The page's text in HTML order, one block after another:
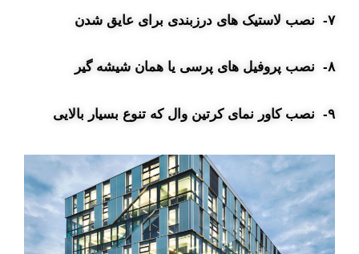
۷- نصب لاستیک های درزبندی برای عایق شدن
۸- نصب پروفیل های پرسی یا همان شیشه گیر
۹- نصب کاور نمای کرتین وال که تنوع بسیار بالایی